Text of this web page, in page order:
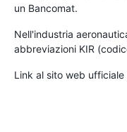
un Bancomat.
Nell'industria
abbreviazioni KIR
Link al sito web ufficiale